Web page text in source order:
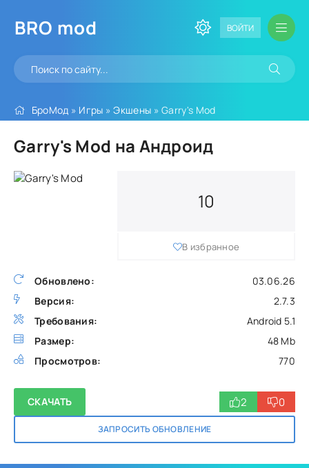
BRO mod ВОЙТИ
БроМод » Игры »Экшены » Garry's Mod
Garry's Mod на Андроид
Обновлено:
03.06.26
Версия:
2.7.3
Требования:
Android 5.1
Размер:
48 Mb
Просмотров:
770
10
В избранное
СКАЧАТЬ
ЗАПРОСИТЬ ОБНОВЛЕНИЕ
2 0